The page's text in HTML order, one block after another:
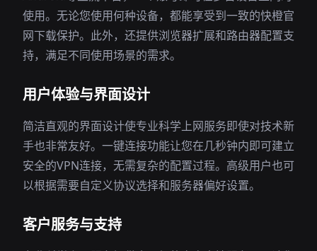
使用。无论您使用何种设备，都能享受到一致的快橙官
网下载保护。此外，还提供浏览器扩展和路由器配置支
持，满足不同使用场景的需求。
用户体验与界面设计
简洁直观的界面设计使专业科学上网服务即使对技术新
手也非常友好。一键连接功能让您在几秒钟内即可建立
安全的VPN连接，无需复杂的配置过程。高级用户也可
以根据需要自定义协议选择和服务器偏好设置。
客户服务与支持